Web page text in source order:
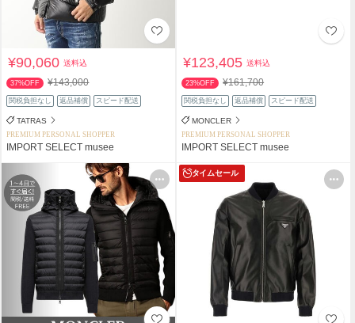
¥90,060送料込
37%OFF ¥143,000
関税負担なし 返品補償 スピード配送
TATRAS
PREMIUM PERSONAL SHOPPER
IMPORT SELECT musee
¥123,405送料込
23%OFF ¥161,700
関税負担なし 返品補償 スピード配送
MONCLER
PREMIUM PERSONAL SHOPPER
IMPORT SELECT musee
タイムセール